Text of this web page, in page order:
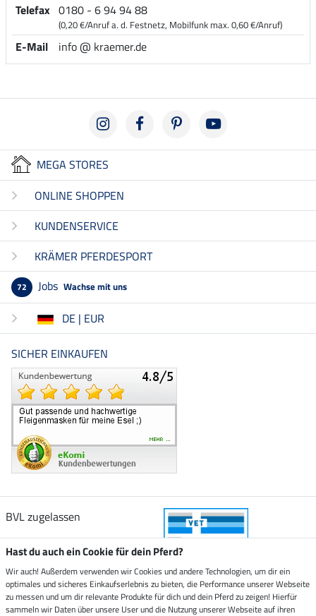
Telefax 0180 - 6 94 94 88
(0,20 €/Anruf a. d. Festnetz, Mobilfunk max. 0,60 €/Anruf)
E-Mail info @ kraemer.de
MEGA STORES
ONLINE SHOPPEN
KUNDENSERVICE
KRÄMER PFERDESPORT
72 Jobs Wachse mit uns
DE | EUR
SICHER EINKAUFEN
BVL zugelassen
Zustellung durch
Hast du auch ein Cookie für dein Pferd?
Wir auch! Außerdem verwenden wir Cookies und andere Technologien, um dir ein
optimales und sicheres Einkaufserlebnis zu bieten, die Performance unserer Webseite
zu messen und um dir relevante Produkte für dich und dein Pferd zu zeigen! Hierfür
sammeln wir Daten über unsere User und die Nutzung unserer Webseite auf ihren